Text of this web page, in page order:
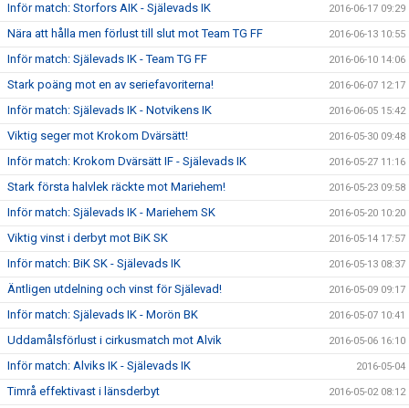
Inför match: Storfors AIK - Själevads IK 2016-06-17 09:29
Nära att hålla men förlust till slut mot Team TG FF 2016-06-13 10:55
Inför match: Själevads IK - Team TG FF 2016-06-10 14:06
Stark poäng mot en av seriefavoriterna! 2016-06-07 12:17
Inför match: Själevads IK - Notvikens IK 2016-06-05 15:42
Viktig seger mot Krokom Dvärsätt! 2016-05-30 09:48
Inför match: Krokom Dvärsätt IF - Själevads IK 2016-05-27 11:16
Stark första halvlek räckte mot Mariehem! 2016-05-23 09:58
Inför match: Själevads IK - Mariehem SK 2016-05-20 10:20
Viktig vinst i derbyt mot BiK SK 2016-05-14 17:57
Inför match: BiK SK - Själevads IK 2016-05-13 08:37
Äntligen utdelning och vinst för Själevad! 2016-05-09 09:17
Inför match: Själevads IK - Morön BK 2016-05-07 10:41
Uddamålsförlust i cirkusmatch mot Alvik 2016-05-06 16:10
Inför match: Alviks IK - Själevads IK 2016-05-04
Timrå effektivast i länsderbyt 2016-05-02 08:12